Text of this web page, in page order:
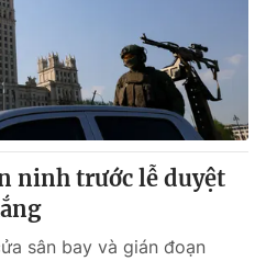
ninh trước lễ duyệt
sân bay và gián đoạn